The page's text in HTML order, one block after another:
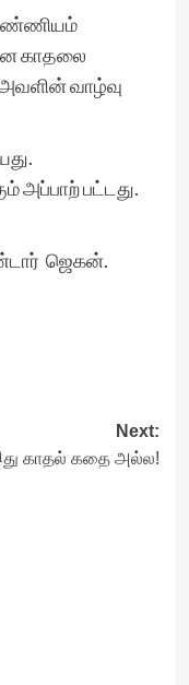
காதலை
வாழ்வு
அப்பாற் பட்டது.
ஜெகன்.
Next:
காதல் கதை அல்ல!